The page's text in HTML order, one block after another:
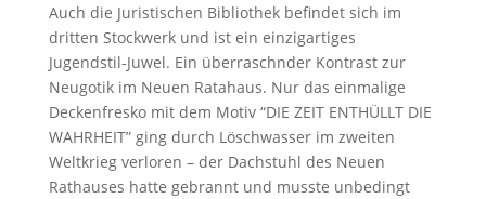
Auch die Juristischen Bibliothek befindet sich im
dritten Stockwerk und ist ein einzigartiges
Jugendstil-Juwel. Ein überraschnder Kontrast zur
Neugotik im Neuen Ratahaus. Nur das einmalige
Deckenfresko mit dem Motiv “DIE ZEIT ENTHÜLLT DIE
WAHRHEIT” ging durch Löschwasser im zweiten
Weltkrieg verloren – der Dachstuhl des Neuen
Rathauses hatte gebrannt und musste unbedingt